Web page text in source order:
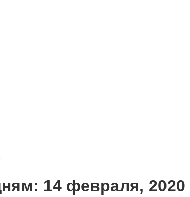
14 февраля, 2020